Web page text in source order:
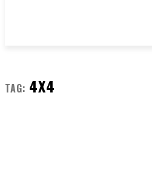
TAG: 4X4